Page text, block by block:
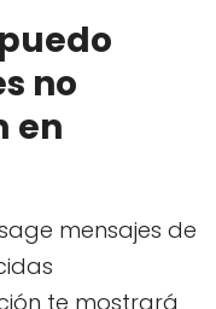
no
en
mensajes de
te mostrará